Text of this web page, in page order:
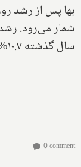
بها پس از رشد
شمار می‌رود. رشد
سال گذشته ۱۰.۷% افزایش نشان می‌دهد.
0 comment